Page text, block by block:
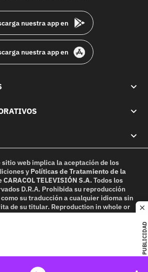
PUBLICIDAD
nuestra app en
nuestra app en
sitio web implica la aceptación de los
y Políticas de Tratamiento de la
CARACOL TELEVISIÓN S.A.Todos los
D.R.A. Prohibida su reproducción
su traducción a cualquier idioma sin
de su titular. Reproduction in whole or